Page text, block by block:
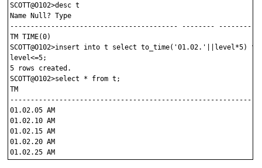
SCOTT@O102>desc t
Name Null? Type
----------------------------------------- --------
TM TIME(0)
SCOTT@O102>insert into t select to_time('01.02.'||level*5)
level<=5;
5 rows created.
SCOTT@O102>select * from t;
TM
01.02.05 AM
01.02.10 AM
01.02.15 AM
01.02.20 AM